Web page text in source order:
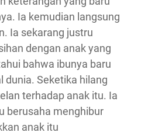
Ia kemudian langsung
Ia sekarang justru
dengan anak yang
bahwa ibunya baru
dunia. Seketika hilang
terhadap anak itu. Ia
berusaha menghibur
anak itu